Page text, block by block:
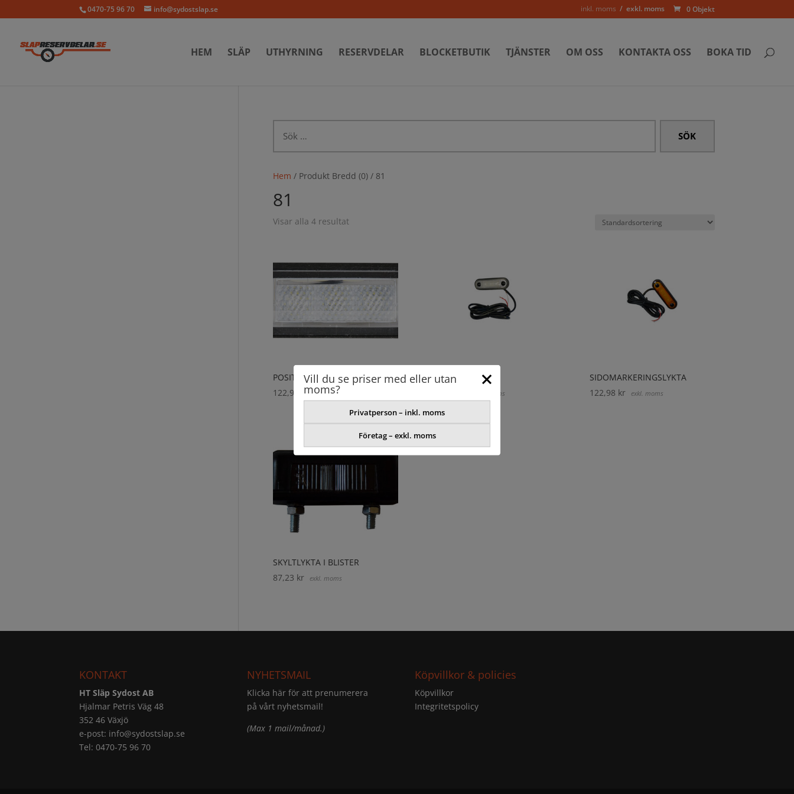
0470-75 96 70 info@sydostslap.se 0 Objekt
inkl. moms exkl. moms
HEM SLÄP UTHYRNING RESERVDELAR BLOCKETBUTIK TJÄNSTER OM OSS KONTAKTA OSS BOKA TID
efter:
Hem / Produkt Bredd (0) / 81
81
Visar alla 4 resultat
POSITIONSLYKTA
122,98
kr exkl. moms
SIDOMARKERING
exkl. moms
SIDOMARKERINGSLYKTA
122,98 kr exkl. moms
SKYLTLYKTA I BLISTER
87,23 kr exkl. moms
KONTAKT
HT Släp Sydost AB
Hjalmar Petris Väg 48
352 46 Växjö
e-post: info@sydostslap.se
Tel: 0470-75 96 70
NYHETSMAIL
Klicka här för att prenumerera
på vårt nyhetsmail!
(Max 1 mail/månad.)
Köpvillkor & policies
Köpvillkor
Integritetspolicy
Vill du se priser med eller utan
moms?
Privatperson – inkl. moms
Företag – exkl. moms